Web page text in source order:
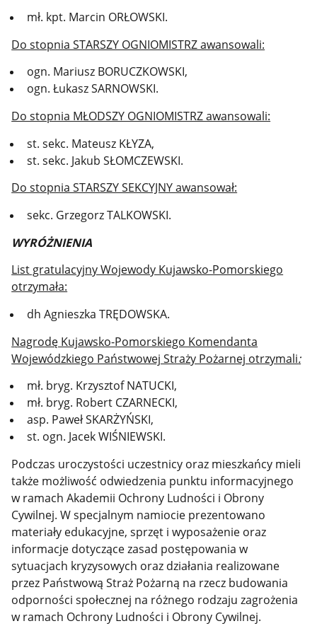
mł. kpt. Marcin ORŁOWSKI.
Do stopnia STARSZY OGNIOMISTRZ awansowali:
ogn. Mariusz BORUCZKOWSKI,
ogn. Łukasz SARNOWSKI.
Do stopnia MŁODSZY OGNIOMISTRZ awansowali:
st. sekc. Mateusz KŁYZA,
st. sekc. Jakub SŁOMCZEWSKI.
Do stopnia STARSZY SEKCYJNY awansował:
sekc. Grzegorz TALKOWSKI.
WYRÓŻNIENIA
List gratulacyjny Wojewody Kujawsko-Pomorskiego
otrzymała:
dh Agnieszka TRĘDOWSKA.
Nagrodę Kujawsko-Pomorskiego Komendanta
Wojewódzkiego Państwowej Straży Pożarnej otrzymali:
mł. bryg. Krzysztof NATUCKI,
mł. bryg. Robert CZARNECKI,
asp. Paweł SKARŻYŃSKI,
st. ogn. Jacek WIŚNIEWSKI.
Podczas uroczystości uczestnicy oraz mieszkańcy mieli
także możliwość odwiedzenia punktu informacyjnego
w ramach Akademii Ochrony Ludności i Obrony
Cywilnej. W specjalnym namiocie prezentowano
materiały edukacyjne, sprzęt i wyposażenie oraz
informacje dotyczące zasad postępowania w
sytuacjach kryzysowych oraz działania realizowane
przez Państwową Straż Pożarną na rzecz budowania
odporności społecznej na różnego rodzaju zagrożenia
w ramach Ochrony Ludności i Obrony Cywilnej.